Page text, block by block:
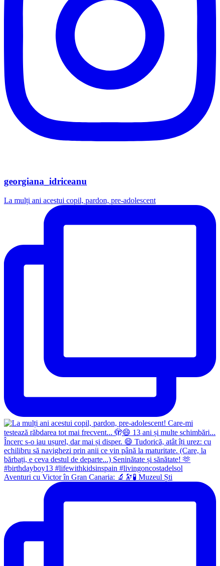
georgiana_idriceanu
La mulți ani acestui copil, pardon, pre-adolescent
Aventuri cu Victor în Gran Canaria: 🔬🔭🧪 Muzeul Ști